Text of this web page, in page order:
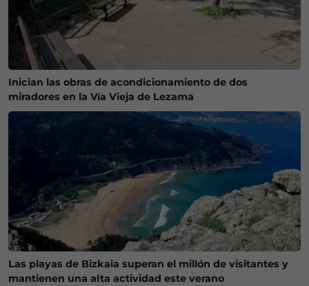
Inician las obras de acondicionamiento de dos
miradores en la Vía Vieja de Lezama
Las playas de Bizkaia superan el millón de visitantes y
mantienen una alta actividad este verano